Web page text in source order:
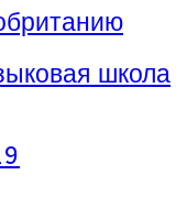
в новой
школа